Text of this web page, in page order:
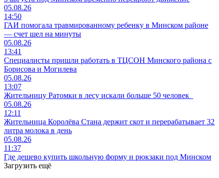
05.08.26
14:50
ГАИ помогала травмированному ребенку в Минском районе
— счет шел на минуты
05.08.26
13:41
Специалисты пришли работать в ТЦСОН Минского района с
Борисова и Могилева
05.08.26
13:07
Жительницу Ратомки в лесу искали больше 50 человек
05.08.26
12:11
Жительница Королёва Стана держит скот и перерабатывает 32
литра молока в день
05.08.26
11:37
Где дешево купить школьную форму и рюкзаки под Минском
Загрузить ещё